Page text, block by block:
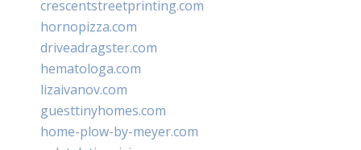
crescentstreetprinting.com
hornopizza.com
driveadragster.com
hematologa.com
lizaivanov.com
guesttinyhomes.com
home-plow-by-meyer.com